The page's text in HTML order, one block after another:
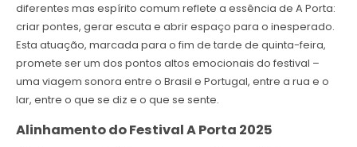
diferentes mas espírito comum reflete a essência de A Porta:
criar pontes, gerar escuta e abrir espaço para o inesperado.
Esta atuação, marcada para o fim de tarde de quinta-feira,
promete ser um dos pontos altos emocionais do festival –
uma viagem sonora entre o Brasil e Portugal, entre a rua e o
lar, entre o que se diz e o que se sente.
Alinhamento do Festival A Porta 2025